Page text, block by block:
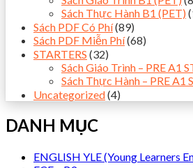
Sách Thực Hành B1 (PET)
Sách PDF Có Phí(89)
Sách PDF Miễn Phí(68)
STARTERS (32)
Sách Giáo Trình – PRE A1
Sách Thực Hành – PRE A1
Uncategorized(4)
DANH MỤC
ENGLISH YLE (Young Learners